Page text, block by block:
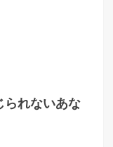
られないあな